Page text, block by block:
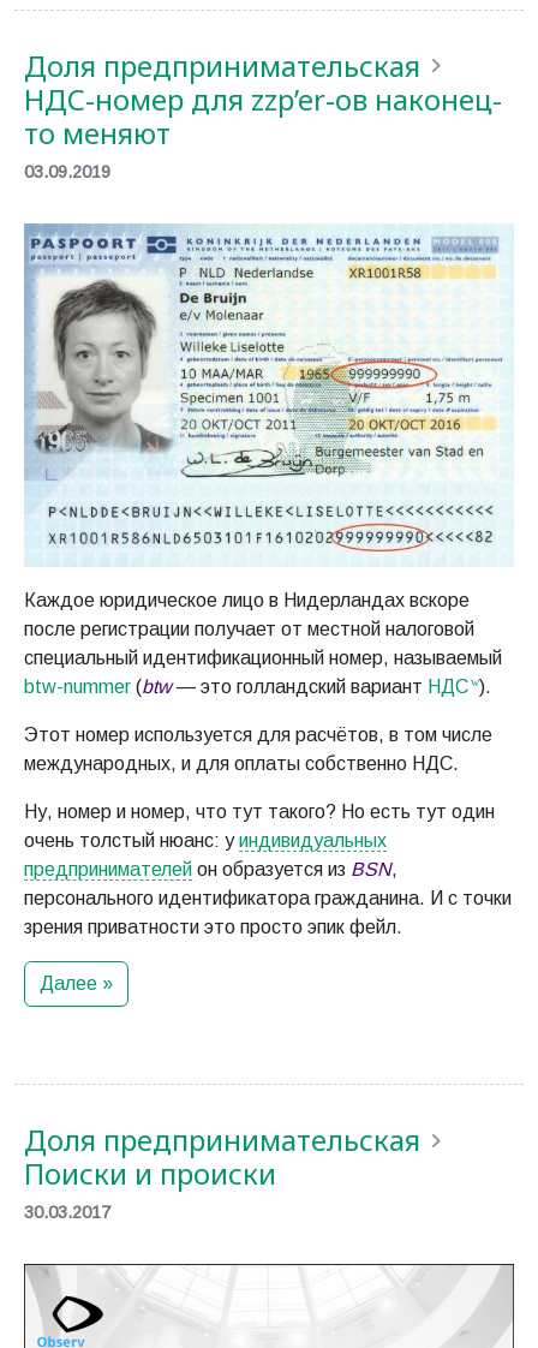
Доля предпринимательская
НДС-номер для zzp’er-ов наконец-
то меняют
03.09.2019
Каждое юридическое лицо в Нидерландах вскоре
после регистрации получает от местной налоговой
специальный идентификационный номер, называемый
btw-nummer (btw— это голландский вариант НДС ).
Этот номер используется для расчётов, в том числе
международных, и для оплаты собственно НДС.
Ну, номер и номер, что тут такого? Но есть тут один
очень толстый нюанс: уиндивидуальных
предпринимателей он образуется из BSN,
персонального идентификатора гражданина. И с точки
зрения приватности это просто эпик фейл.
Далее »
Доля предпринимательская
Поиски и происки
30.03.2017